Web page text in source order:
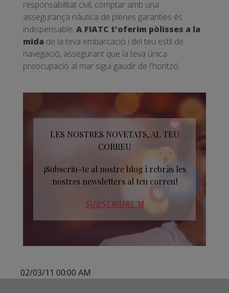
responsabilitat civil, comptar amb una
assegurança nàutica de plenes garanties és
indispensable. A FIATC t'oferim pòlisses a la
mida de la teva embarcació i del teu estil de
navegació, assegurant que la teva única
preocupació al mar sigui gaudir de l'horitzó.
LES NOSTRES NOVETATS, AL TEU
CORREU
¡Subscriu-te al nostre blog i rebràs les
nostres newsletters al teu correu!
SUBSCRIURE’M
02/03/11 00:00 AM